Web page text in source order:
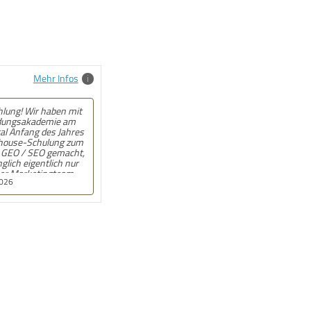
Mehr Infos
Angebot kam
und auf den Punkt.
wenn beim
wirklich jemand
War gut!